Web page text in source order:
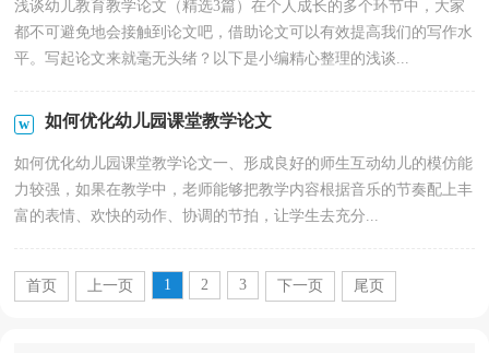
浅谈幼儿教育教学论文（精选3篇）在个人成长的多个环节中，大家
都不可避免地会接触到论文吧，借助论文可以有效提高我们的写作水
平。写起论文来就毫无头绪？以下是小编精心整理的浅谈...
如何优化幼儿园课堂教学论文
如何优化幼儿园课堂教学论文一、形成良好的师生互动幼儿的模仿能
力较强，如果在教学中，老师能够把教学内容根据音乐的节奏配上丰
富的表情、欢快的动作、协调的节拍，让学生去充分...
首页 上一页 1 2 3 下一页 尾页